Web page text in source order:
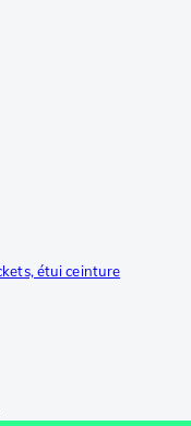
étui ceinture